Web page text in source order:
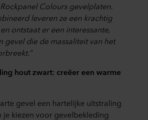
Colours gevelplaten.
leveren ze een krachtig
ontstaat er een interessante,
gevel die de massaliteit van het
hout zwart: creëer een warme
gevel een hartelijke uitstraling
je kiezen voor gevelbekleding